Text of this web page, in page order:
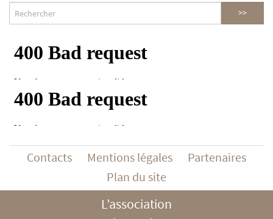
Contacts Mentions légales
Partenaires
Plan du site
L’association